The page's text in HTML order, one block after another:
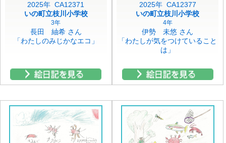
2025年 CA12371
いの町立枝川小学校
3年
長田 紬希 さん
「わたしのみじかなエコ」
2025年 CA12377
いの町立枝川小学校
4年
伊勢 未悠 さん
「わたしが気をつけていること
は」